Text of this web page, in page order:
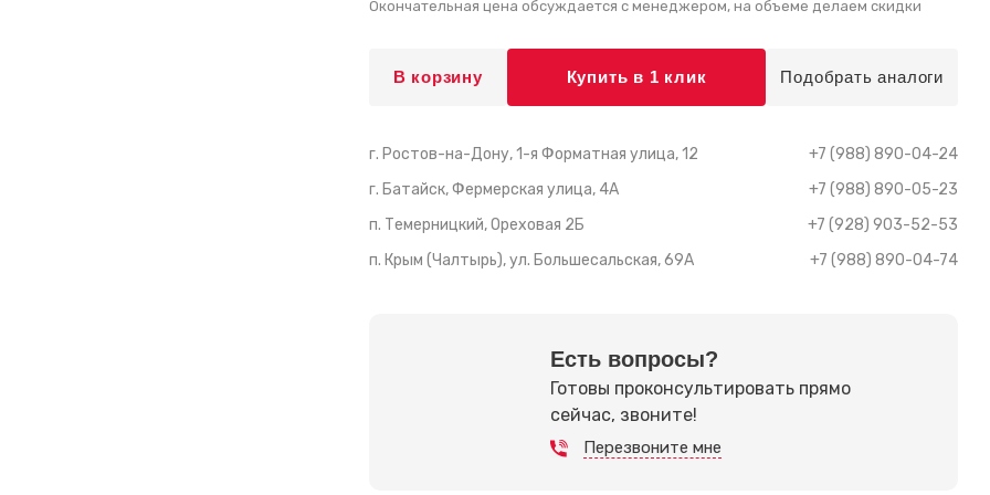
Окончательная цена обсуждается с менеджером, на объеме делаем скидки
В корзину Купить в 1 клик Подобрать аналоги
г. Ростов-на-Дону, 1-я Форматная улица, 12
+7 (988) 890-04-24
г. Батайск, Фермерская улица, 4А
+7 (988) 890-05-23
п. Темерницкий, Ореховая 2Б
+7 (928) 903-52-53
п. Крым (Чалтырь), ул. Большесальская, 69А
+7 (988) 890-04-74
Есть вопросы?
Готовы проконсультировать прямо
сейчас, звоните!
Перезвоните мне